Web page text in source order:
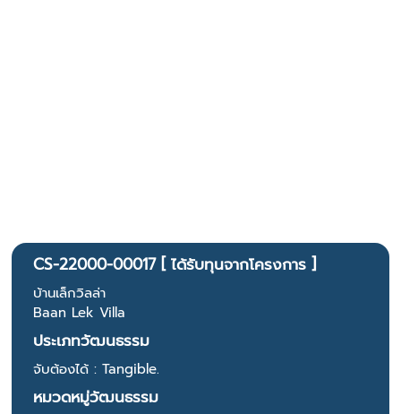
CS-22000-00017 [ ได้รับทุนจากโครงการ ]
บ้านเล็กวิลล่า
Baan Lek Villa
ประเภทวัฒนธรรม
จับต้องได้ : Tangible.
หมวดหมู่วัฒนธรรม